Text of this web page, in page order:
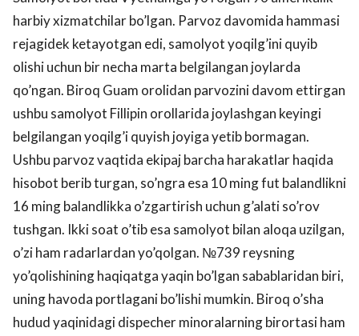
harbiy xizmatchilar bo’lgan. Parvoz davomida hammasi
rejagidek ketayotgan edi, samolyot yoqilg’ini quyib
olishi uchun bir necha marta belgilangan joylarda
qo’ngan. Biroq Guam orolidan parvozini davom ettirgan
ushbu samolyot Fillipin orollarida joylashgan keyingi
belgilangan yoqilg’i quyish joyiga yetib bormagan.
Ushbu parvoz vaqtida ekipaj barcha harakatlar haqida
hisobot berib turgan, so’ngra esa 10 ming fut balandlikni
16 ming balandlikka o’zgartirish uchun g’alati so’rov
tushgan. Ikki soat o’tib esa samolyot bilan aloqa uzilgan,
o’zi ham radarlardan yo’qolgan. №739 reysning
yo’qolishining haqiqatga yaqin bo’lgan sabablaridan biri,
uning havoda portlagani bo’lishi mumkin. Biroq o’sha
hudud yaqinidagi dispecher minoralarning birortasi ham